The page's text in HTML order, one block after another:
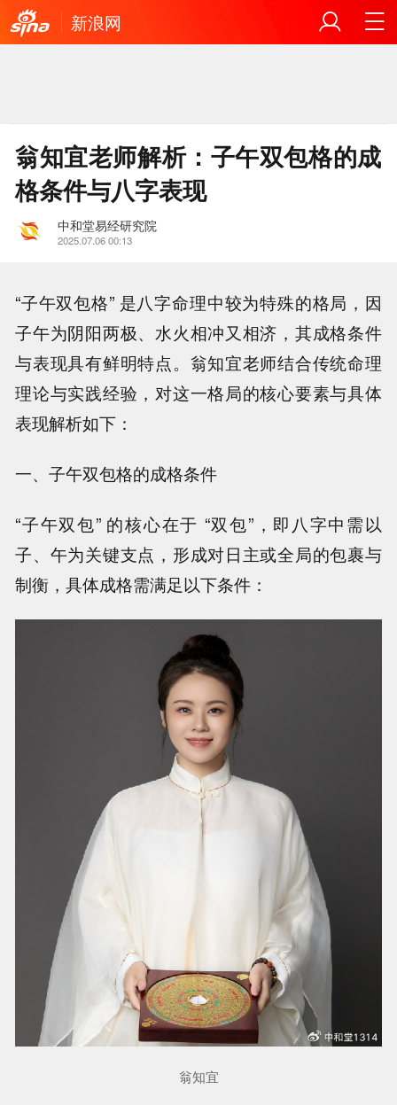
新浪网
翁知宜老师解析：子午双包格的成
格条件与八字表现
中和堂易经研究院
2025.07.06 00:13
“子午双包格” 是八字命理中较为特殊的格局，因
子午为阴阳两极、水火相冲又相济，其成格条件
与表现具有鲜明特点。翁知宜老师结合传统命理
理论与实践经验，对这一格局的核心要素与具体
表现解析如下：
一、子午双包格的成格条件
“子午双包” 的核心在于 “双包”，即八字中需以
子、午为关键支点，形成对日主或全局的包裹与
制衡，具体成格需满足以下条件：
翁知宜